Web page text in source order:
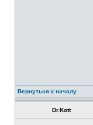
Вернуться к началу
Dr.Kott